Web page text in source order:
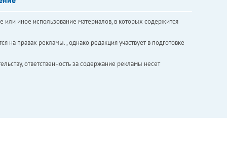
иное использование материалов, в которых содержится
правах рекламы. , однако редакция участвует в подготовке
ответственность за содержание рекламы несет